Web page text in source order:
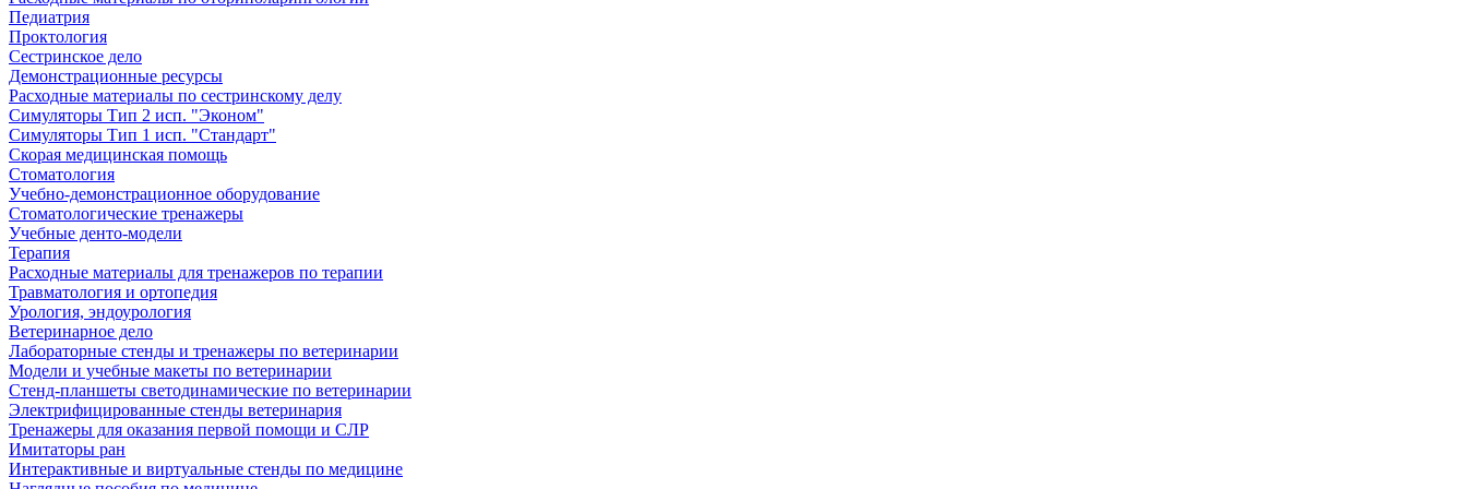
Педиатрия
Проктология
Сестринское дело
Демонстрационные ресурсы
Расходные материалы по сестринскому делу
Симуляторы Тип 2 исп. "Эконом"
Симуляторы Тип 1 исп. "Стандарт"
Скорая медицинская помощь
Стоматология
Учебно-демонстрационное оборудование
Стоматологические тренажеры
Учебные денто-модели
Терапия
Расходные материалы для тренажеров по терапии
Травматология и ортопедия
Урология, эндоурология
Ветеринарное дело
Лабораторные стенды и тренажеры по ветеринарии
Модели и учебные макеты по ветеринарии
Стенд-планшеты светодинамические по ветеринарии
Электрифицированные стенды ветеринария
Тренажеры для оказания первой помощи и СЛР
Имитаторы ран
Интерактивные и виртуальные стенды по медицине